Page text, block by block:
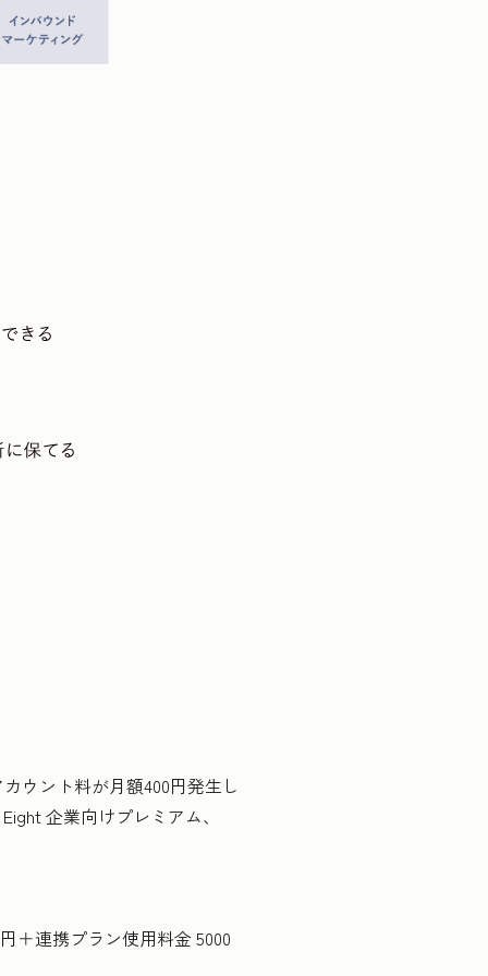
ウント料が月額400円発生し
企業向けプレミアム、
＋連携プラン使用料金 5000